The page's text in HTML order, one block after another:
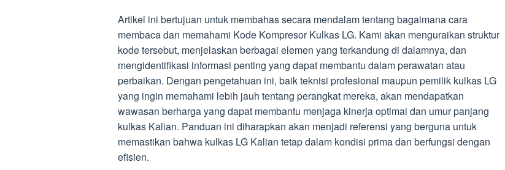
Artikel ini bertujuan untuk membahas secara mendalam tentang bagaimana cara
membaca dan memahami Kode Kompresor Kulkas LG. Kami akan menguraikan struktur
kode tersebut, menjelaskan berbagai elemen yang terkandung di dalamnya, dan
mengidentifikasi informasi penting yang dapat membantu dalam perawatan atau
perbaikan. Dengan pengetahuan ini, baik teknisi profesional maupun pemilik kulkas LG
yang ingin memahami lebih jauh tentang perangkat mereka, akan mendapatkan
wawasan berharga yang dapat membantu menjaga kinerja optimal dan umur panjang
kulkas Kalian. Panduan ini diharapkan akan menjadi referensi yang berguna untuk
memastikan bahwa kulkas LG Kalian tetap dalam kondisi prima dan berfungsi dengan
efisien.